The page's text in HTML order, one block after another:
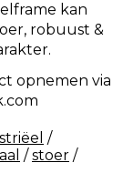
kan
robuust &
opnemen via
/
/stoer /